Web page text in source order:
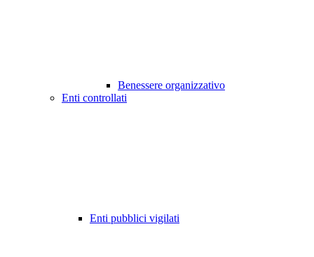
Benessere organizzativo
Enti controllati
Enti pubblici vigilati